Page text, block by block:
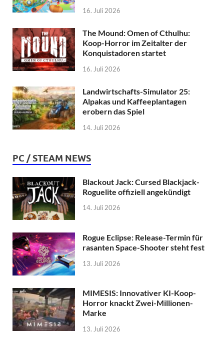
16. Juli 2026
The Mound: Omen of Cthulhu:
Koop-Horror im Zeitalter der
Konquistadoren startet
16. Juli 2026
Landwirtschafts-Simulator 25:
Alpakas und Kaffeeplantagen
erobern das Spiel
14. Juli 2026
PC / STEAM NEWS
Blackout Jack: Cursed Blackjack-
Roguelite offiziell angekündigt
14. Juli 2026
Rogue Eclipse: Release-Termin für
rasanten Space-Shooter steht fest
13. Juli 2026
MIMESIS: Innovativer KI-Koop-
Horror knackt Zwei-Millionen-
Marke
13. Juli 2026